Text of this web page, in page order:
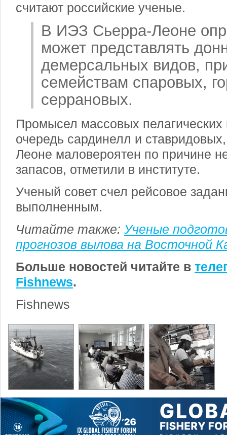
считают российские ученые.
В ИЭЗ Сьерра-Леоне
может представлять
демерсальных видов,
семействам спаровых,
серрановых.
Промысел массовых
очередь сардинелл и
Леоне маловероятен по причине
запасов, отметили в институте.
Ученый совет счел рейсовое
выполненным.
Читайте также: Ученые
прогнозов вылова на Восточной
Больше новостей читайте в
Fishnews.
Fishnews